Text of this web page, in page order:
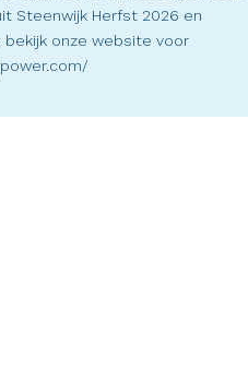
Steenwijk Herfst 2026 en
bekijk onze website voor